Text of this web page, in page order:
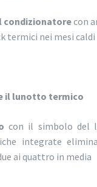
condizionatorecon
termici nei mesi caldi
il lunotto termico
con il simbolo del
integrate
ai quattro in media